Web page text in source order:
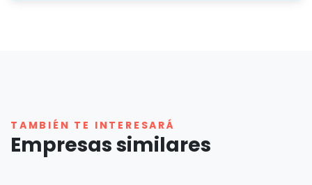
TAMBIÉN TE INTERESARÁ
Empresas similares